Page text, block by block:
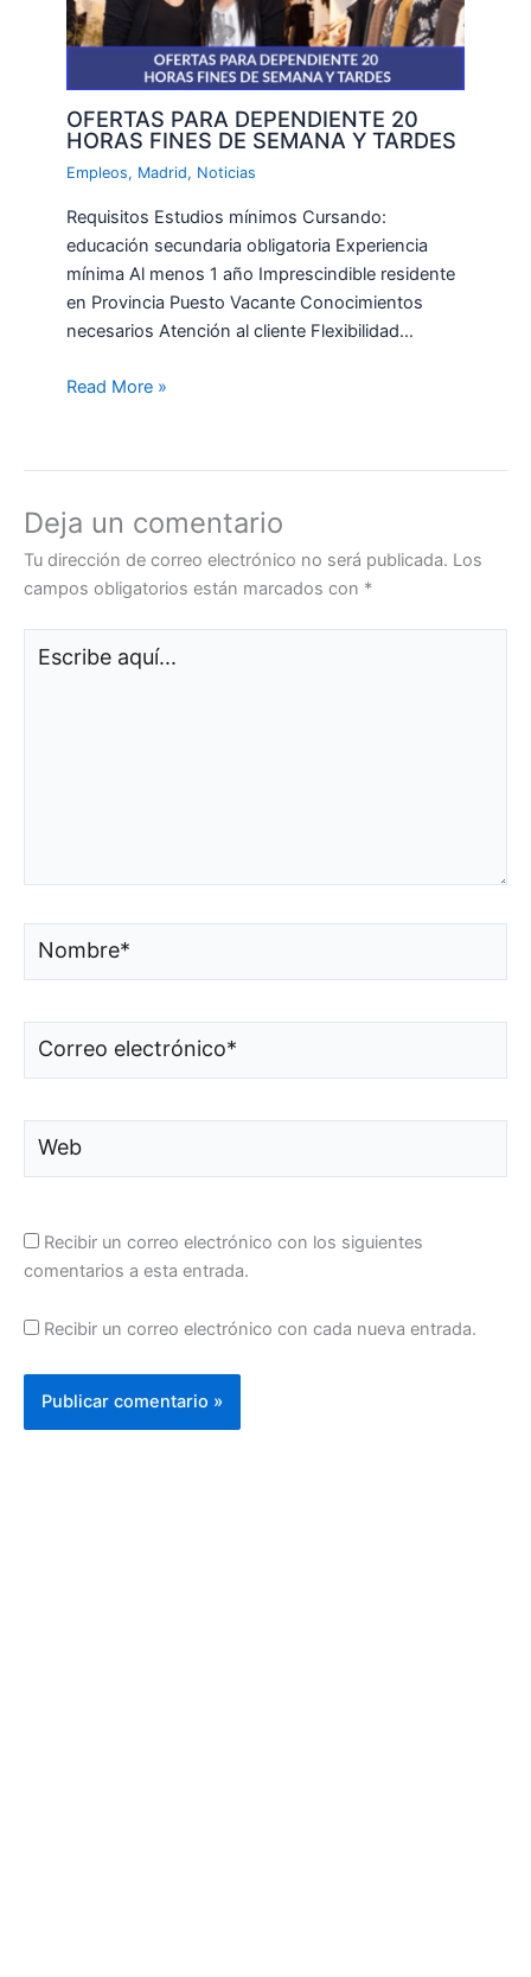
OFERTAS PARA DEPENDIENTE 20
HORAS FINES DE SEMANA Y TARDES
Empleos, Madrid, Noticias
Requisitos Estudios mínimos Cursando:
educación secundaria obligatoria Experiencia
mínima Al menos 1 año Imprescindible residente
en Provincia Puesto Vacante Conocimientos
necesarios Atención al cliente Flexibilidad…
Read More »
Deja un comentario
Tu dirección de correo electrónico no será publicada. Los
campos obligatorios están marcados con *
aquí...
Correo
electrónico*
Recibir un correo electrónico con los siguientes
comentarios a esta entrada.
Recibir un correo electrónico con cada nueva entrada.